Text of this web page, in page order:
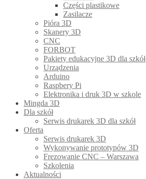
Części plastikowe
Zasilacze
Pióra 3D
Skanery 3D
CNC
FORBOT
Pakiety edukacyjne 3D dla szkół
Urządzenia
Arduino
Raspbery Pi
Elektronika i druk 3D w szkole
Mingda 3D
Dla szkół
Serwis drukarek 3D dla szkół
Oferta
Serwis drukarek 3D
Wykonywanie prototypów 3D
Frezowanie CNC – Warszawa
Szkolenia
Aktualności